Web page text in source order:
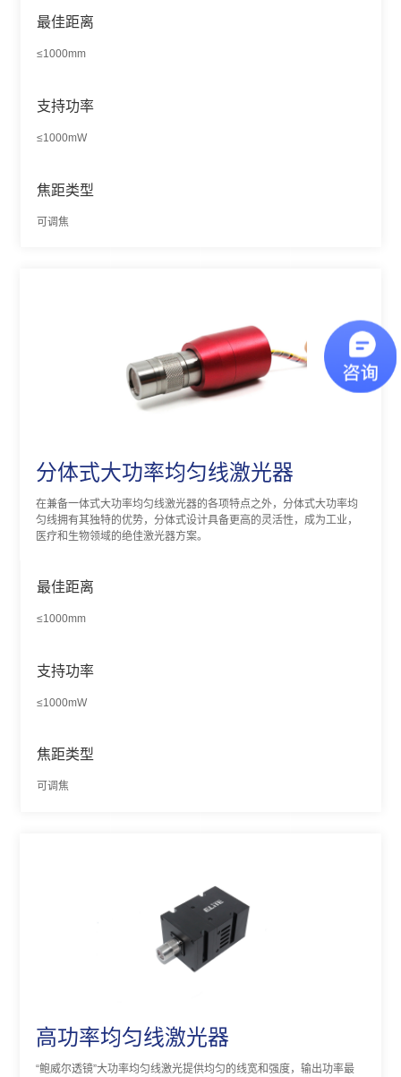
最佳距离
≤1000mm
支持功率
≤1000mW
焦距类型
可调焦
分体式大功率均匀线激光器
在兼备一体式大功率均匀线激光器的各项特点之外，分体式大功率均
匀线拥有其独特的优势，分体式设计具备更高的灵活性，成为工业，
医疗和生物领域的绝佳激光器方案。
最佳距离
≤1000mm
支持功率
≤1000mW
焦距类型
可调焦
高功率均匀线激光器
“鲍威尔透镜”大功率均匀线激光提供均匀的线宽和强度，输出功率最